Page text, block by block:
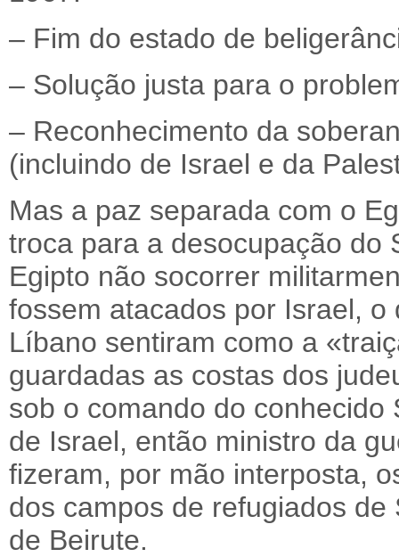
– Fim do estado de
– Solução justa para o
– Reconhecimento da
(incluindo de Israel e da
Mas a paz separada com o
troca para a desocupação do
Egipto não socorrer
fossem atacados por Israel,
Líbano sentiram como a
guardadas as costas dos
sob o comando do
de Israel, então ministro da
fizeram, por mão interposta,
dos campos de refugiados
de Beirute.